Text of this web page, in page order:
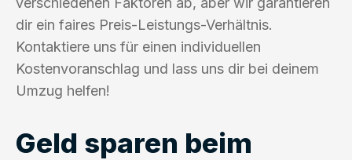
dir ein faires Preis-Leistungs-Verhältnis.
Kontaktiere uns für einen individuellen
Kostenvoranschlag und lass uns dir bei deinem
Umzug helfen!
Geld sparen beim